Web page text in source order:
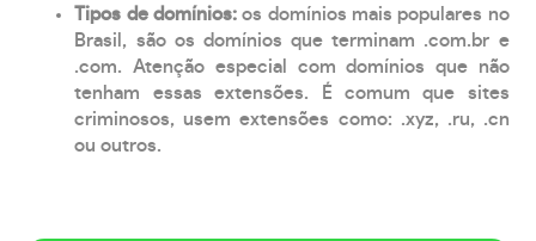
Tipos de domínios:os domínios mais populares no
Brasil, são os domínios que terminam .com.br e
.com. Atenção especial com domínios que não
tenham essas extensões. É comum que sites
criminosos, usem extensões como: .xyz, .ru, .cn
ou outros.